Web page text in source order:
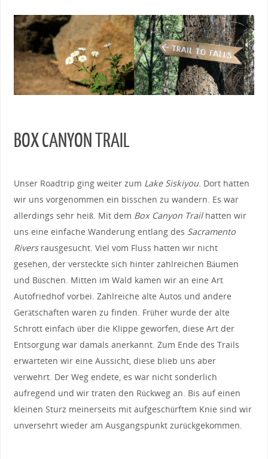
BOX CANYON TRAIL
Unser Roadtrip ging weiter zum Lake Siskiyou. Dort hatten
wir uns vorgenommen ein bisschen zu wandern. Es war
allerdings sehr heiß. Mit dem Box Canyon Trailhatten wir
uns eine einfache Wanderung entlang des Sacramento
Riversrausgesucht. Viel vom Fluss hatten wir nicht
gesehen, der versteckte sich hinter zahlreichen Bäumen
und Büschen. Mitten im Wald kamen wir an eine Art
Autofriedhof vorbei. Zahlreiche alte Autos und andere
Gerätschaften waren zu finden. Früher wurde der alte
Schrott einfach über die Klippe geworfen, diese Art der
Entsorgung war damals anerkannt. Zum Ende des Trails
erwarteten wir eine Aussicht, diese blieb uns aber
verwehrt. Der Weg endete, es war nicht sonderlich
aufregend und wir traten den Rückweg an. Bis auf einen
kleinen Sturz meinerseits mit aufgeschürftem Knie sind wir
unversehrt wieder am Ausgangspunkt zurückgekommen.